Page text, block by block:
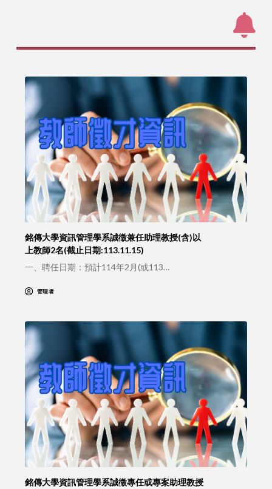
銘傳大學資訊管理學系誠徵兼任助理教授(含)以
上教師2名(截止日期:113.11.15)
一、聘任日期：預計114年2月(或113…
管理者
銘傳大學資訊管理學系誠徵專任或專案助理教授